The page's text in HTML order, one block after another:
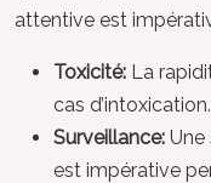
attentive est
Toxicité: La
cas d’intoxication.
Surveillance: Une
est impérative